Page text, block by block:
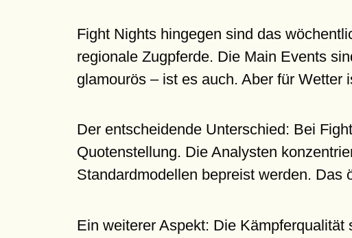
Fight Nights hingegen sind das
regionale Zugpferde. Die Main Events
glamourös – ist es auch. Aber für Wetter
Der entscheidende Unterschied: Bei
Quotenstellung. Die Analysten
Standardmodellen bepreist werden. Das
Ein weiterer Aspekt: Die